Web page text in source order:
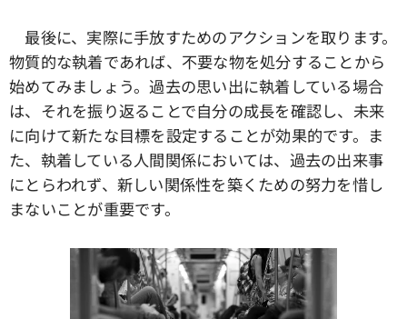
最後に、実際に手放すためのアクションを取ります。
物質的な執着であれば、不要な物を処分することから
始めてみましょう。過去の思い出に執着している場合
は、それを振り返ることで自分の成長を確認し、未来
に向けて新たな目標を設定することが効果的です。ま
た、執着している人間関係においては、過去の出来事
にとらわれず、新しい関係性を築くための努力を惜し
まないことが重要です。